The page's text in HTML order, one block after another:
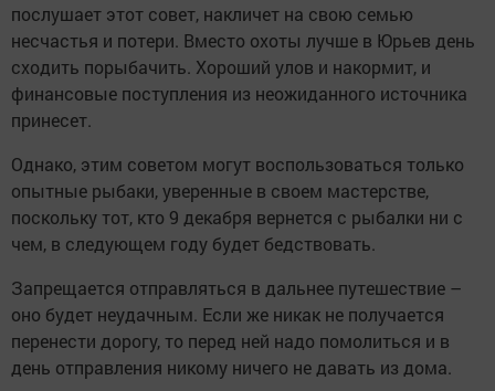
послушает этот совет, накличет на свою семью
несчастья и потери. Вместо охоты лучше в Юрьев день
сходить порыбачить. Хороший улов и накормит, и
финансовые поступления из неожиданного источника
принесет.
Однако, этим советом могут воспользоваться только
опытные рыбаки, уверенные в своем мастерстве,
поскольку тот, кто 9 декабря вернется с рыбалки ни с
чем, в следующем году будет бедствовать.
Запрещается отправляться в дальнее путешествие –
оно будет неудачным. Если же никак не получается
перенести дорогу, то перед ней надо помолиться и в
день отправления никому ничего не давать из дома.